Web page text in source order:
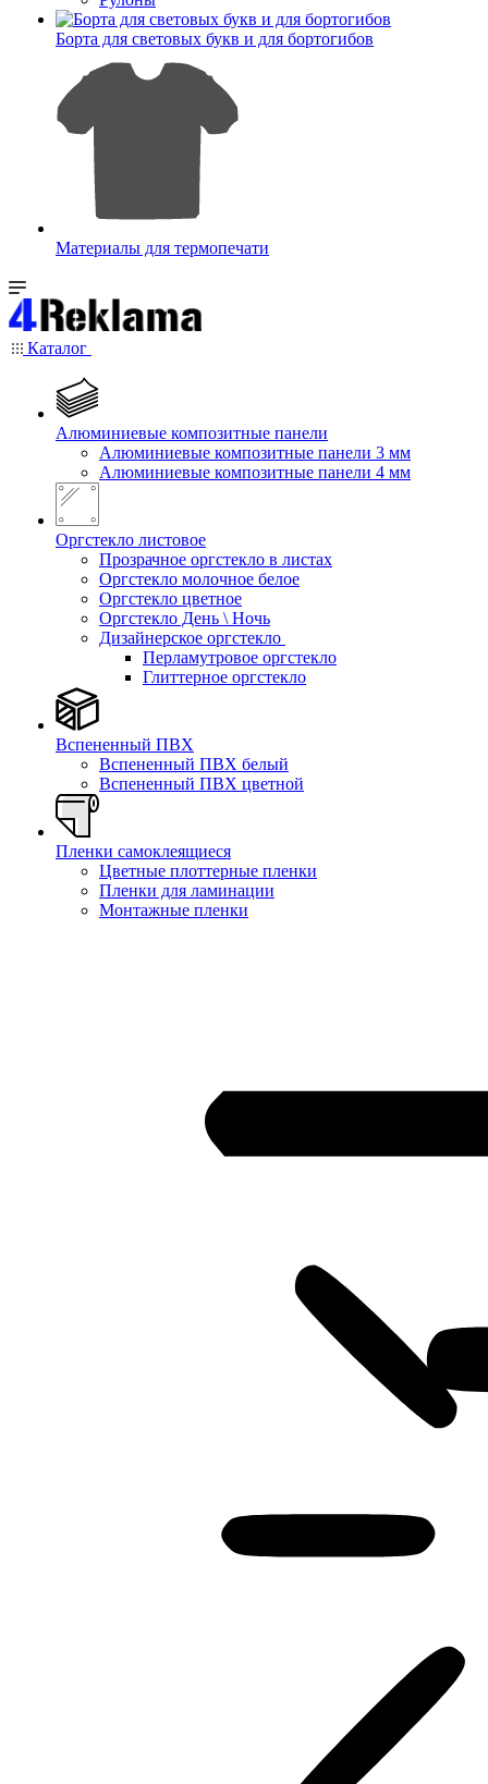
Борта для световых букв и для бортогибов
Материалы для термопечати
Каталог
Алюминиевые композитные панели
Алюминиевые композитные панели 3 мм
Алюминиевые композитные панели 4 мм
Оргстекло листовое
Прозрачное оргстекло в листах
Оргстекло молочное белое
Оргстекло цветное
Оргстекло День \ Ночь
Дизайнерское оргстекло
Перламутровое оргстекло
Глиттерное оргстекло
Вспененный ПВХ
Вспененный ПВХ белый
Вспененный ПВХ цветной
Пленки самоклеящиеся
Цветные плоттерные пленки
Пленки для ламинации
Монтажные пленки